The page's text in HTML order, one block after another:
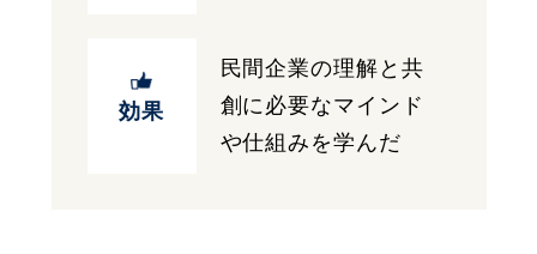
効果
民間企業の理解と共
創に必要なマインド
や仕組みを学んだ